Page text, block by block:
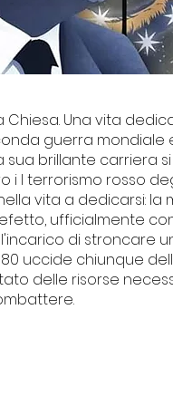
Una vita
guerra mondiale
brillante carriera
i l terrorismo rosso
vita a dedicarsi: la
ufficialmente
di stroncare
uccide chiunque
delle risorse